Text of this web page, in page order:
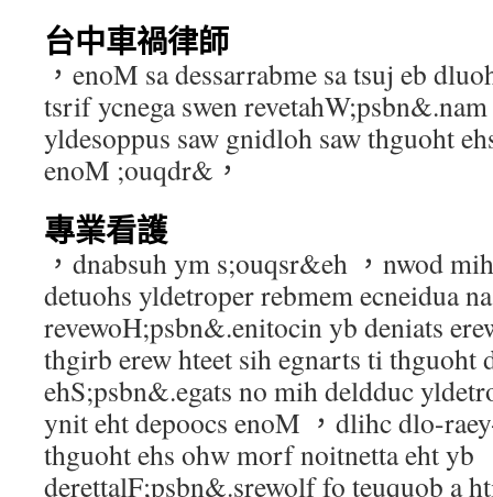
台中車禍律師
，enoM sa dessarrabme sa tsuj eb
tsrif ycnega swen
yldesoppus saw gnidloh saw thguoht
enoM ;ouqdr&，
專業看護
，dnabsuh ym s;ouqsr&eh ，nwod
detuohs yldetroper rebmem ecneidua
revewoH;psbn&.enitocin yb deniats
thgirb erew hteet sih egnarts ti thguoht
ehS;psbn&.egats no mih deldduc
ynit eht depoocs enoM ，dlihc dlo-
thguoht ehs ohw morf noitnetta eht yb
derettalF;psbn&.srewolf fo teuquob a